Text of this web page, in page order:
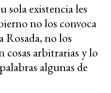
sola existencia les
no los convoca
Rosada, no los
cosas arbitrarias y lo
algunas de